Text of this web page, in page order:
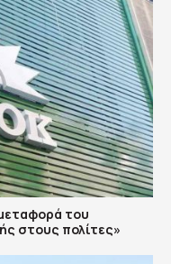
του
στους πολίτες»